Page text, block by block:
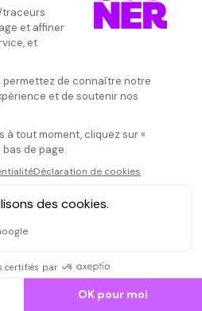
passion
Premier long-métrage
LES RÉSULTATS
inscrivez-vous à la newsletter